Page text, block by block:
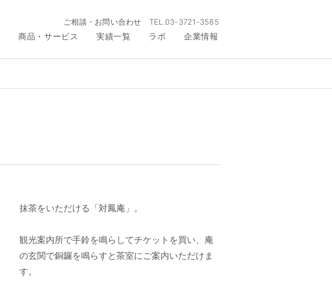
ご相談・お問い合わせ TEL.03-3721-3585
商品・サービス 実績一覧 ラボ 企業情報
抹茶をいただける「対鳳庵」。
観光案内所で手鈴を鳴らしてチケットを買い、庵
の玄関で銅鑼を鳴らすと茶室にご案内いただけま
す。